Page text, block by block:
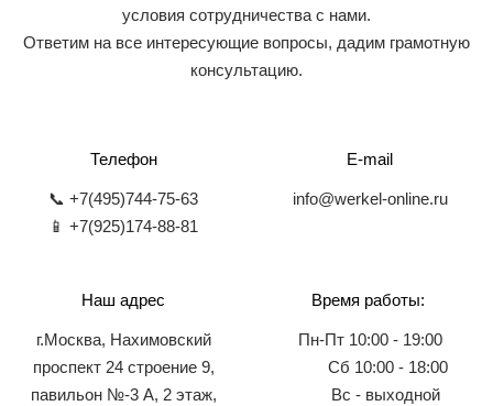
условия сотрудничества с нами.
Ответим на все интересующие вопросы, дадим грамотную
консультацию.
Телефон
📞 +7(495)744-75-63
📱 +7(925)174-88-81
E-mail
info@werkel-online.ru
Наш адрес
г.Москва, Нахимовский
проспект 24 строение 9,
павильон №-3 А, 2 этаж,
Время работы:
Пн-Пт 10:00 - 19:00
Сб 10:00 - 18:00
Вс - выходной